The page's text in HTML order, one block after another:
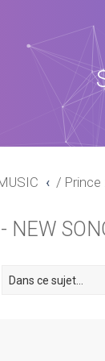
/ Prince
NEW